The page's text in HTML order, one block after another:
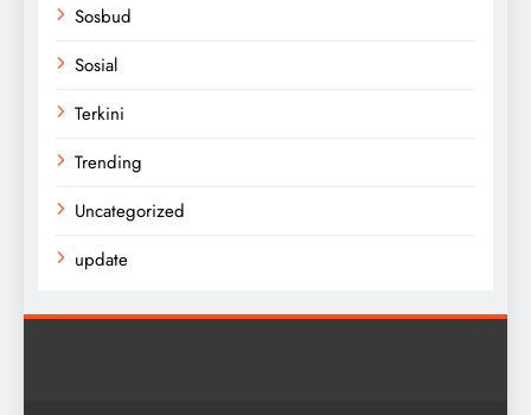
Sosbud
Sosial
Terkini
Trending
Uncategorized
update